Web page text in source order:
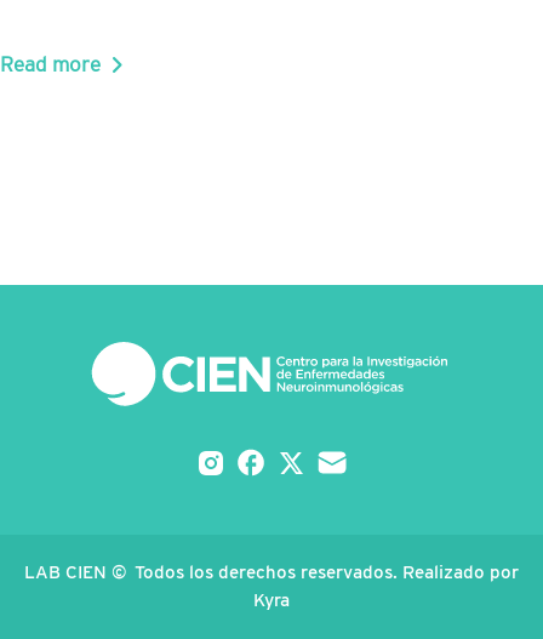
Read more
LAB CIEN © Todos los derechos reservados. Realizado por
Kyra